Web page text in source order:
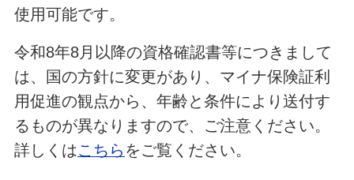
使用可能です。
令和8年8月以降の資格確認書等につきまして
は、国の方針に変更があり、マイナ保険証利
用促進の観点から、年齢と条件により送付す
るものが異なりますので、ご注意ください。
詳しくはこちら をご覧ください。